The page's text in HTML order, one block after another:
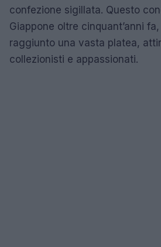
confezione sigillata. Questo
Giappone oltre cinquant’anni
raggiunto una vasta platea,
collezionisti e appassionati.